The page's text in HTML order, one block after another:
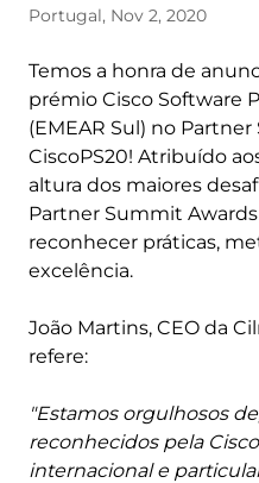
Portugal, Nov 2, 2020
Temos a honra de
prémio Cisco Software
(EMEAR Sul) no
CiscoPS20! Atribuído
altura dos maiores
Partner Summit
reconhecer práticas,
excelência.
João Martins, CEO da
refere:
"Estamos orgulhosos
reconhecidos pela
internacional e